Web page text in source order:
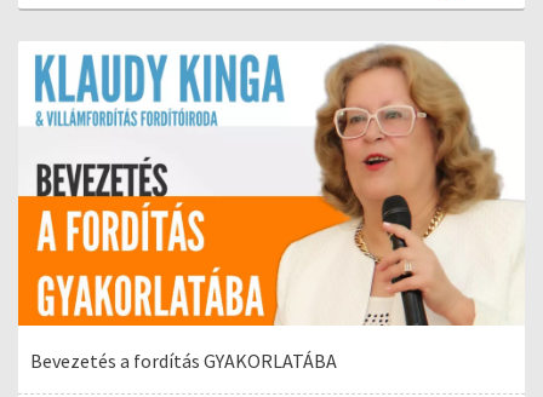
Bevezetés a fordítás GYAKORLATÁBA